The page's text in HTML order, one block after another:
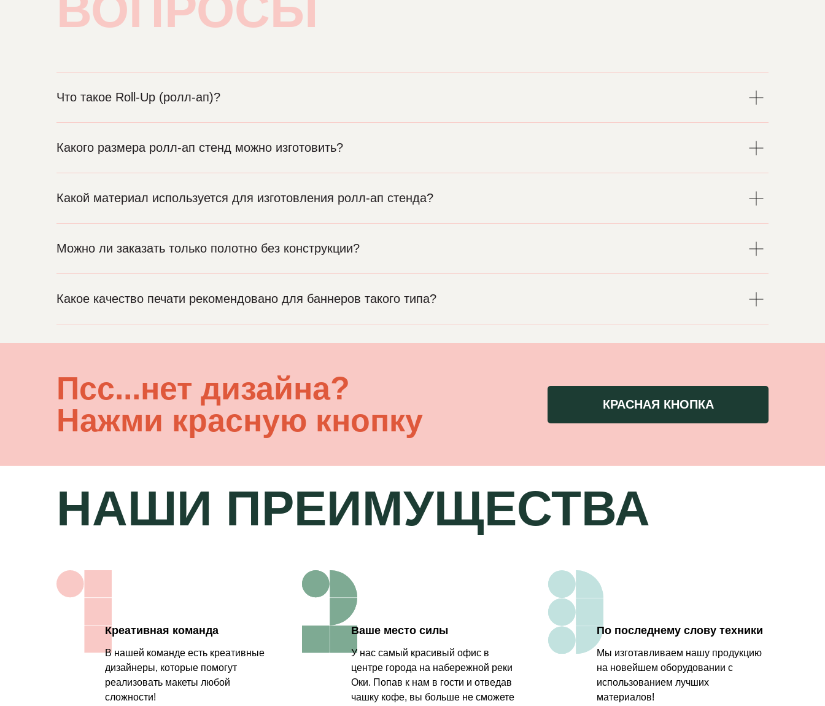
Что такое Roll-Up (ролл-ап)?
Какого размера ролл-ап стенд можно изготовить?
Какой материал используется для изготовления ролл-ап стенда?
Можно ли заказать только полотно без конструкции?
Какое качество печати рекомендовано для баннеров такого типа?
Пcc...нет дизайна?
Нажми красную кнопку
КРАСНАЯ КНОПКА
В нашей команде есть креативные
дизайнеры, которые помогут
реализовать макеты любой
сложности!
Креативная команда
У нас самый красивый офис в
центре города на набережной реки
Оки. Попав к нам в гости и отведав
чашку кофе, вы больше не сможете
Ваше место силы
Мы изготавливаем нашу продукцию
на новейшем оборудовании с
использованием лучших
материалов!
По последнему слову техники
НАШИ ПРЕИМУЩЕСТВА